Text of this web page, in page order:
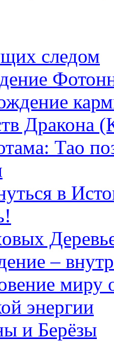
следом
Дракона
Тао
в
–
миру
энергии
и Берёзы